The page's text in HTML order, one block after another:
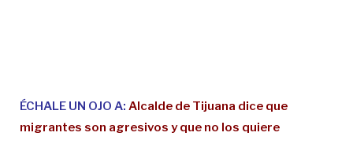
ÉCHALE UN OJO A: Alcalde de Tijuana dice que
migrantes son agresivos y que no los quiere